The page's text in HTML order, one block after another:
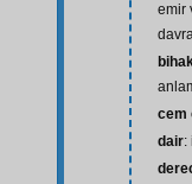
emir
cem
dair: